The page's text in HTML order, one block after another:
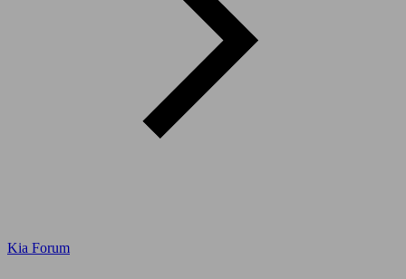
Kia Forum